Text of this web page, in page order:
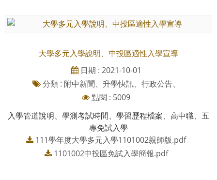
大學多元入學說明、中投區適性入學宣導
日期 : 2021-10-01
分類 : 附中新聞、升學快訊、行政公告、
點閱 : 5009
入學管道說明、學測考試時間、學習歷程檔案、高中職、五
專免試入學
111學年度大學多元入學1101002親師版.pdf
1101002中投區免試入學簡報.pdf